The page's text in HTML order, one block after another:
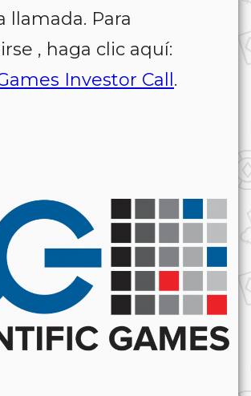
llamada. Para
, haga clic aquí:
Investor Call .